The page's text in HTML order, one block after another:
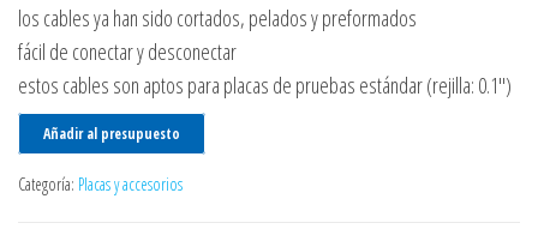
los cables ya han sido cortados, pelados y preformados
fácil de conectar y desconectar
estos cables son aptos para placas de pruebas estándar (rejilla: 0.1″)
Añadir al presupuesto
Categoría: Placas y accesorios